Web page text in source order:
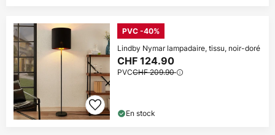
PVC -40%
Lindby Nymar lampadaire, tissu, noir-doré
CHF 124.90
PVCCHF 209.90
En stock